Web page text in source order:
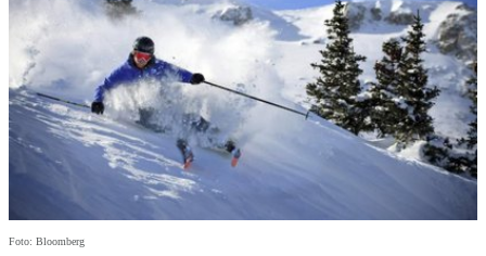
Foto: Bloomberg